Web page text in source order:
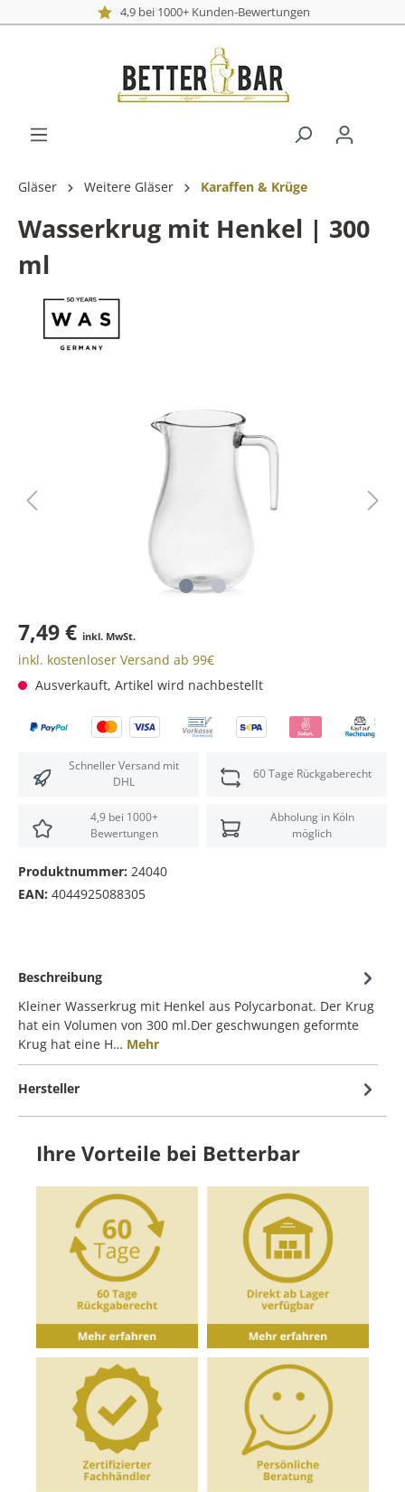
4,9 bei 1000+ Kunden-Bewertungen
Gläser Weitere Gläser Karaffen & Krüge
Wasserkrug mit Henkel | 300
ml
7,49 € inkl. MwSt.
inkl. kostenloser Versand ab 99€
Ausverkauft, Artikel wird nachbestellt
Schneller Versand mit
DHL
60 Tage Rückgaberecht
4,9 bei 1000+
Bewertungen
Abholung in Köln
möglich
Produktnummer: 24040
EAN: 4044925088305
Beschreibung
Kleiner Wasserkrug mit Henkel aus Polycarbonat. Der Krug
hat ein Volumen von 300 ml.Der geschwungen geformte
Krug hat eine H… Mehr
Hersteller
Ihre Vorteile bei Betterbar